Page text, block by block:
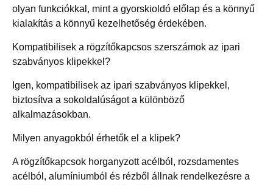
olyan funkciókkal, mint a gyorskioldó előlap és a könnyű
kialakítás a könnyű kezelhetőség érdekében.
Kompatibilisek a rögzítőkapcsos szerszámok az ipari
szabványos klipekkel?
Igen, kompatibilisek az ipari szabványos klipekkel,
biztosítva a sokoldalúságot a különböző
alkalmazásokban.
Milyen anyagokból érhetők el a klipek?
A rögzítőkapcsok horganyzott acélból, rozsdamentes
acélból, alumíniumból és rézből állnak rendelkezésre a